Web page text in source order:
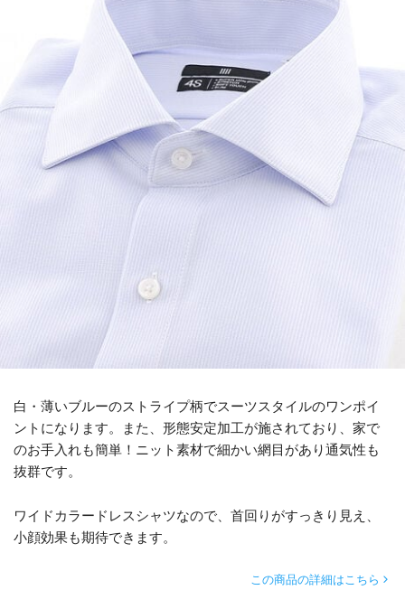
白・薄いブルーのストライプ柄でスーツスタイルのワンポイ
ントになります。また、形態安定加工が施されており、家で
のお手入れも簡単！ニット素材で細かい網目があり通気性も
抜群です。
ワイドカラードレスシャツなので、首回りがすっきり見え、
小顔効果も期待できます。
この商品の詳細はこちら